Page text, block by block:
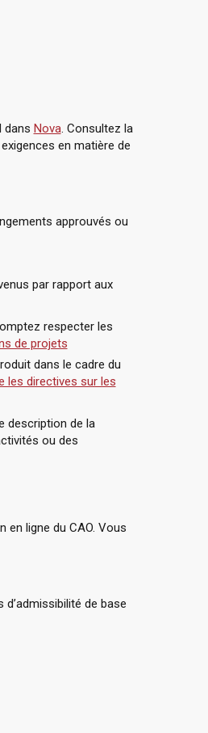
dans Nova. Consultez la
en matière de
approuvés ou
par rapport aux
respecter les
de projets
dans le cadre du
les directives sur les
description de la
ou des
en ligne du CAO. Vous
de base